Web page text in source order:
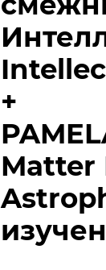
+
Matter